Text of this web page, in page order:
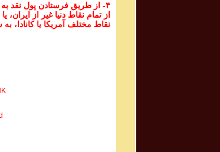
۴- از طریق فرستادن پول نقد
نقاط مختلف آمریکا یا کانادا،